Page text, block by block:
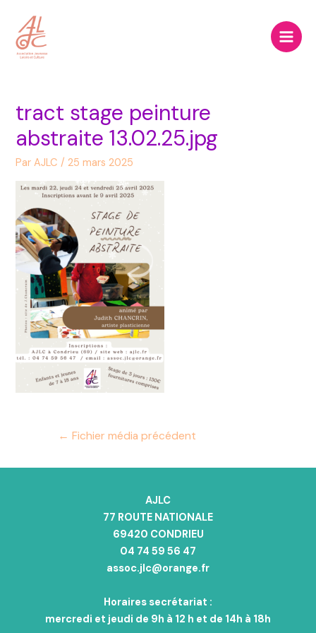
contenu
tract stage peinture
abstraite 13.02.25.jpg
ParAJLC/25 mars 2025
de
l’article
← Fichier média précédent
AJLC
77 ROUTE NATIONALE
69420 CONDRIEU
04 74 59 56 47
assoc.jlc@orange.fr
Horaires secrétariat :
mercredi et jeudi de 9h à 12 h et de 14h à 18h